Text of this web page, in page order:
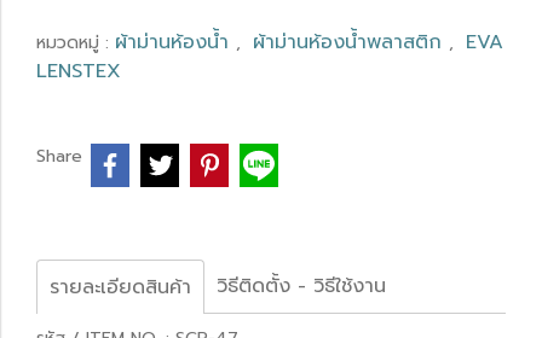
หมวดหมู่ : ผ้าม่านห้องน้ำ , ผ้าม่านห้องน้ำพลาสติก , EVA
LENSTEX
Share
รายละเอียดสินค้า วิธีติดตั้ง - วิธีใช้งาน